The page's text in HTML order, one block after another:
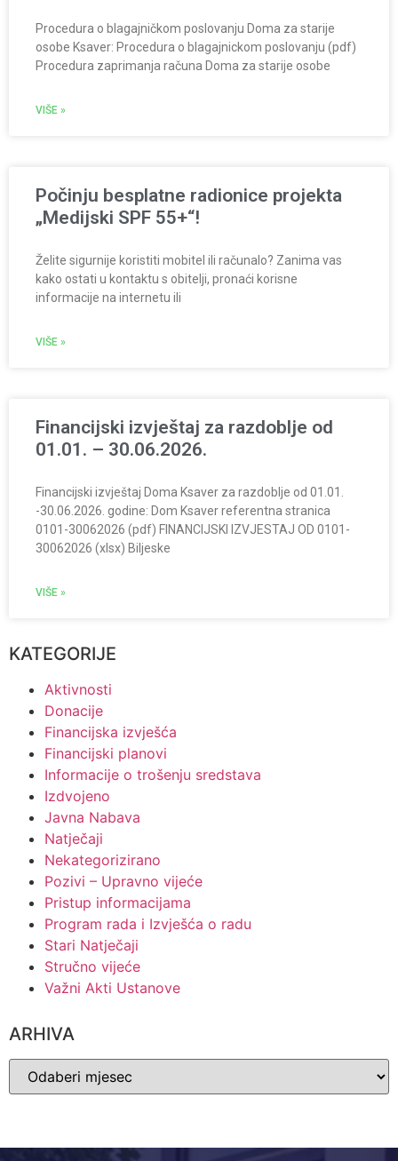
Procedura o blagajničkom poslovanju Doma za starije
osobe Ksaver: Procedura o blagajnickom poslovanju (pdf)
Procedura zaprimanja računa Doma za starije osobe
VIŠE »
Počinju besplatne radionice projekta
„Medijski SPF 55+“!
Želite sigurnije koristiti mobitel ili računalo? Zanima vas
kako ostati u kontaktu s obitelji, pronaći korisne
informacije na internetu ili
VIŠE »
Financijski izvještaj za razdoblje od
01.01. – 30.06.2026.
Financijski izvještaj Doma Ksaver za razdoblje od 01.01.
-30.06.2026. godine: Dom Ksaver referentna stranica
0101-30062026 (pdf) FINANCIJSKI IZVJESTAJ OD 0101-
30062026 (xlsx) Biljeske
VIŠE »
KATEGORIJE
Aktivnosti
Donacije
Financijska izvješća
Financijski planovi
Informacije o trošenju sredstava
Izdvojeno
Javna Nabava
Natječaji
Nekategorizirano
Pozivi – Upravno vijeće
Pristup informacijama
Program rada i Izvješća o radu
Stari Natječaji
Stručno vijeće
Važni Akti Ustanove
ARHIVA